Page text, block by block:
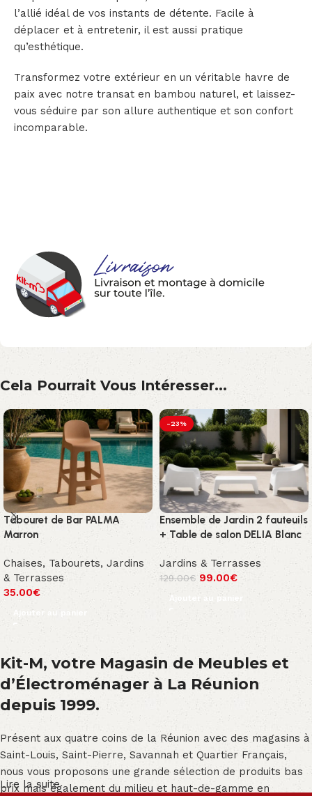
l’allié idéal de vos instants de détente. Facile à
déplacer et à entretenir, il est aussi pratique
qu’esthétique.
Transformez votre extérieur en un véritable havre de
paix avec notre transat en bambou naturel, et laissez-
vous séduire par son allure authentique et son confort
incomparable.
Cela Pourrait Vous Intéresser...
Tabouret de Bar PALMA
Marron
Chaises, Tabourets, Jardins
& Terrasses
35.00€
Ajouter au panier
-23%
Ensemble de Jardin 2 fauteuils
+ Table de salon DELIA Blanc
Jardins & Terrasses
129.00€ 99.00€
Ajouter au panier
Kit-M, votre Magasin de Meubles et
d’Électroménager à La Réunion
depuis 1999.
Présent aux quatre coins de la Réunion avec des magasins à
Saint-Louis, Saint-Pierre, Savannah et Quartier Français,
nous vous proposons une grande sélection de produits bas
prix mais également du milieu et haut-de-gamme en
Lire la suite